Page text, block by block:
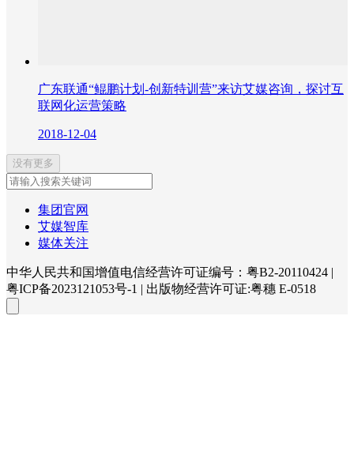
广东联通“鲲鹏计划-创新特训营”来访艾媒咨询，探讨互
联网化运营策略
2018-12-04
没有更多
集团官网
艾媒智库
媒体关注
中华人民共和国增值电信经营许可证编号：粤B2-20110424
粤ICP备2023121053号-1
出版物经营许可证:粤穗 E-0518